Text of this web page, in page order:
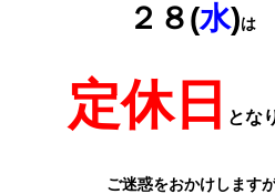
２８(水)は
定休日 とな
ご迷惑をおかけします